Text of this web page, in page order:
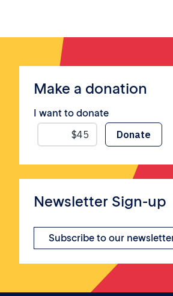
Make a donation
I want to donate
Newsletter Sign-up
Subscribe to our